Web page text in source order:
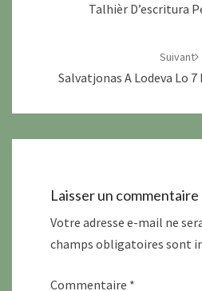
Talhièr D’escritura
Suivant
Salvatjonas A Lodeva Lo 7
Laisser un commentaire
Votre adresse e-mail ne
champs obligatoires sont
Commentaire *